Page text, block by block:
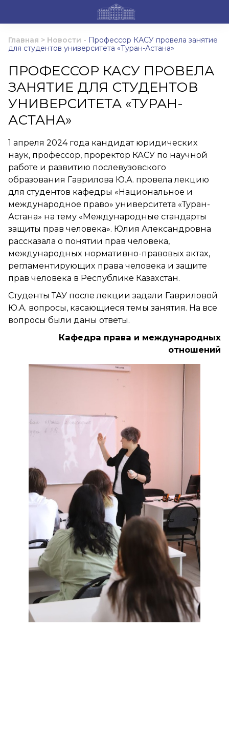
Главная > Новости - Профессор КАСУ провела занятие
для студентов университета «Туран-Астана»
ПРОФЕССОР КАСУ ПРОВЕЛА
ЗАНЯТИЕ ДЛЯ СТУДЕНТОВ
УНИВЕРСИТЕТА «ТУРАН-
АСТАНА»
1 апреля 2024 года кандидат юридических
наук, профессор, проректор КАСУ по научной
работе и развитию послевузовского
образования Гаврилова Ю.А. провела лекцию
для студентов кафедры «Национальное и
международное право» университета «Туран-
Астана» на тему «Международные стандарты
защиты прав человека». Юлия Александровна
рассказала о понятии прав человека,
международных нормативно-правовых актах,
регламентирующих права человека и защите
прав человека в Республике Казахстан.
Студенты ТАУ после лекции задали Гавриловой
Ю.А. вопросы, касающиеся темы занятия. На все
вопросы были даны ответы.
Кафедра права и международных
отношений